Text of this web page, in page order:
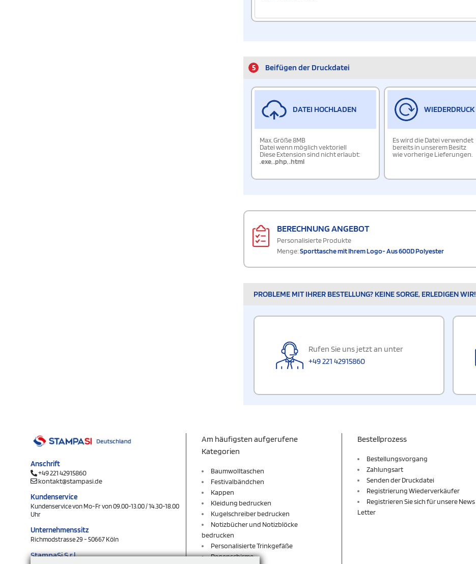
5 Beifügen der Druckdatei
DATEI HOCHLADEN
Max. Größe 8MB
Datei wenn möglich vektoriell
Diese Extension sind nicht erlaubt:
.exe,.php,.html
WIEDERDRUCK
Es wird die Datei verwendet
bereits in unserem Besitz
wie vorherige Lieferungen.
BERECHNUNG ANGEBOT
Personalisierte Produkte
Menge:Sporttasche mit Ihrem Logo- Aus 600D Polyester
PROBLEME MIT IHRER BESTELLUNG? KEINE SORGE, ERLEDIGEN WIR!
Rufen Sie uns jetzt an unter
+49 221 42915860
Anschrift
+49 221 42915860
kontakt@stampasi.de
Kundenservice
Kundenservice von Mo-Fr von 09.00-13.00 / 14.30-18.00
Uhr
Unternehmenssitz
Richmodstrasse 29 - 50667 Köln
StampaSi S.r.l.
Am häufigsten aufgerufene
Kategorien
Baumwolltaschen
Festivalbändchen
Kappen
Kleidung bedrucken
Kugelschreiber bedrucken
Notizbücher und Notizblöcke
bedrucken
Personalisierte Trinkgefäße
Regenschirme
Bestellprozess
Bestellungsvorgang
Zahlungsart
Senden der Druckdatei
Registrierung Wiederverkäufer
Registrieren Sie sich für unsere News
Letter